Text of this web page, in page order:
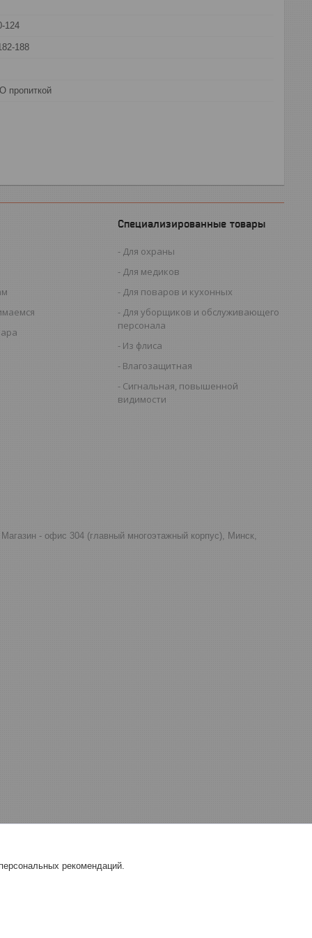
124
188
пропиткой
Специализированные товары
Для охраны
Для медиков
Для поваров и кухонных
Для уборщиков и обслуживающего
персонала
Из флиса
Влагозащитная
Сигнальная, повышенной
видимости
- офис 304 (главный многоэтажный корпус), Минск,
рекомендаций.